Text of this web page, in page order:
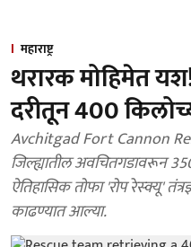
महाराष्ट्र
थरारक मोहिमेत
दरीतून 400
Avchitgad Fort Cannon
जिल्ह्यातील अवचितगडावरून
ऐतिहासिक तोफा 'रोप रेस्क्यू'
काढण्यात आल्या.